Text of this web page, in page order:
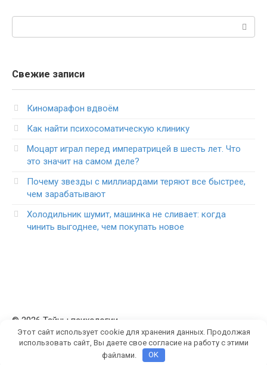
Свежие записи
Киномарафон вдвоём
Как найти психосоматическую клинику
Моцарт играл перед императрицей в шесть лет. Что
это значит на самом деле?
Почему звезды с миллиардами теряют все быстрее,
чем зарабатывают
Холодильник шумит, машинка не сливает: когда
чинить выгоднее, чем покупать новое
© 2026 Тайны психологии
Этот сайт использует cookie для хранения данных. Продолжая
использовать сайт, Вы даете свое согласие на работу с этими
файлами.
OK